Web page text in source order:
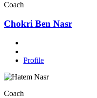
Coach
Chokri Ben Nasr
Profile
Coach